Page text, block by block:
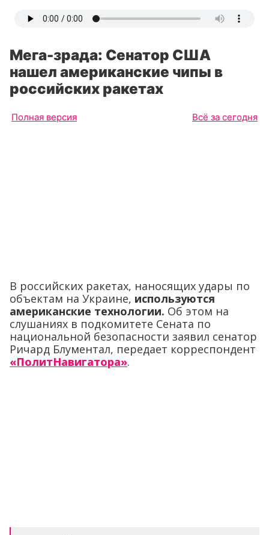
Мега-зрада: Сенатор США
нашел американские чипы в
российских ракетах
Полная версия Всё за сегодня
В российских ракетах, наносящих удары по
объектам на Украине, используются
американские технологии. Об этом на
слушаниях в подкомитете Сената по
национальной безопасности заявил сенатор
Ричард Блументал, передает корреспондент
«ПолитНавигатора».